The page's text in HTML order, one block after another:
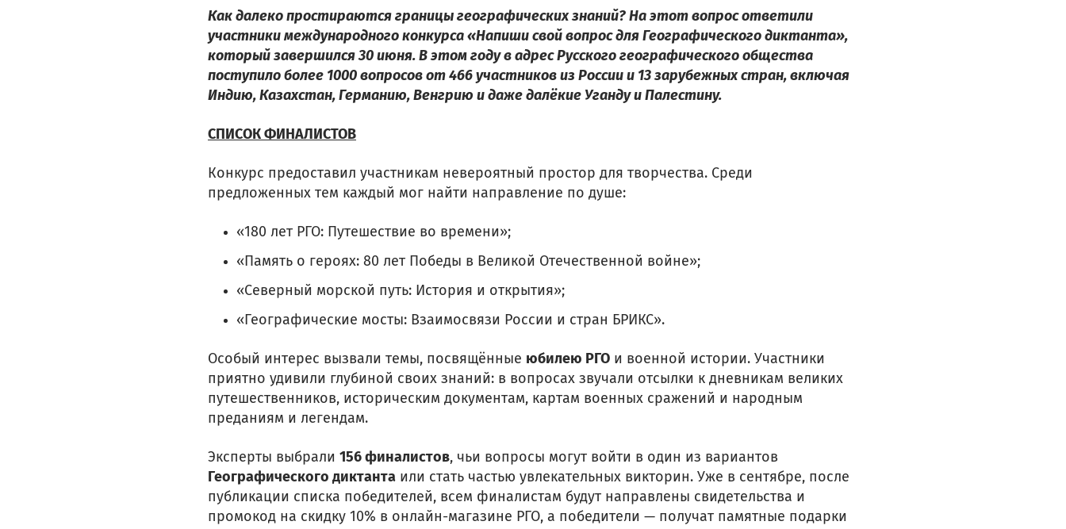
Как далеко простираются границы географических знаний? На этот вопрос ответили
участники международного конкурса «Напиши свой вопрос для Географического диктанта»,
который завершился 30 июня. В этом году в адрес Русского географического общества
поступило более 1000 вопросов от 466 участников из России и 13 зарубежных стран, включая
Индию, Казахстан, Германию, Венгрию и даже далёкие Уганду и Палестину.
СПИСОК ФИНАЛИСТОВ
Конкурс предоставил участникам невероятный простор для творчества. Среди
предложенных тем каждый мог найти направление по душе:
«180 лет РГО: Путешествие во времени»;
«Память о героях: 80 лет Победы в Великой Отечественной войне»;
«Северный морской путь: История и открытия»;
«Географические мосты: Взаимосвязи России и стран БРИКС».
Особый интерес вызвали темы, посвящённые юбилею РГО и военной истории. Участники
приятно удивили глубиной своих знаний: в вопросах звучали отсылки к дневникам великих
путешественников, историческим документам, картам военных сражений и народным
преданиям и легендам.
Эксперты выбрали 156 финалистов, чьи вопросы могут войти в один из вариантов
Географического диктанта или стать частью увлекательных викторин. Уже в сентябре, после
публикации списка победителей, всем финалистам будут направлены свидетельства и
промокод на скидку 10% в онлайн-магазине РГО, а победители — получат памятные подарки